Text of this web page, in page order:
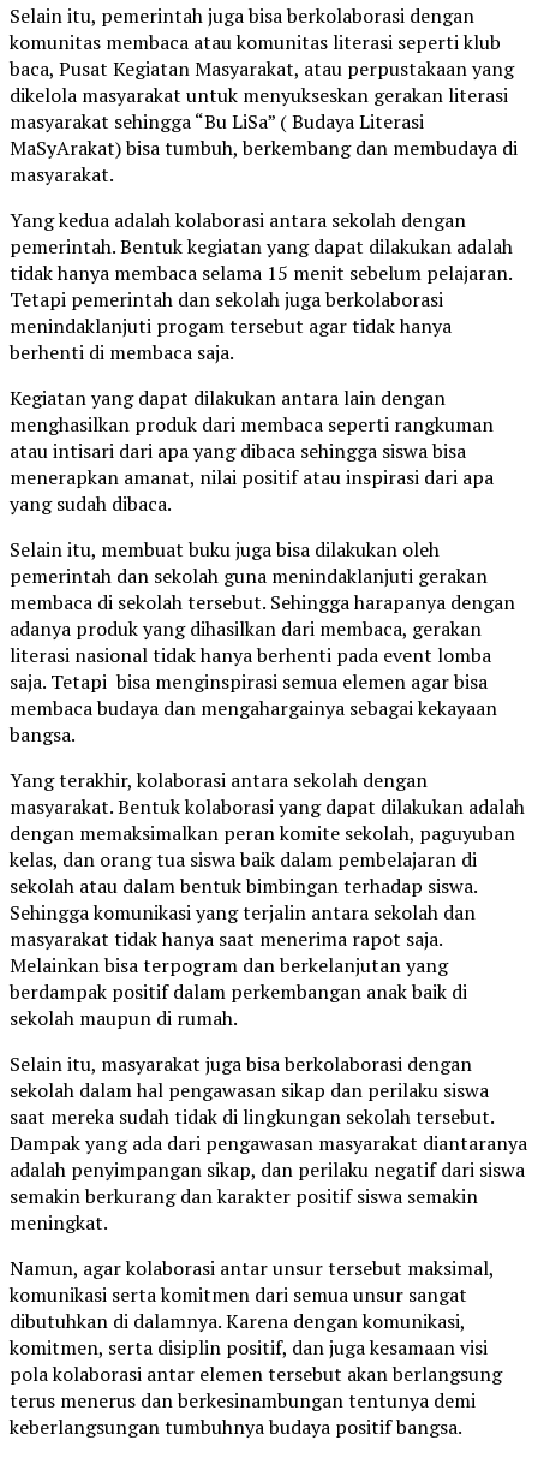
Selain itu, pemerintah juga bisa berkolaborasi dengan
komunitas membaca atau komunitas literasi seperti klub
baca, Pusat Kegiatan Masyarakat, atau perpustakaan yang
dikelola masyarakat untuk menyukseskan gerakan literasi
masyarakat sehingga “Bu LiSa” ( Budaya Literasi
MaSyArakat) bisa tumbuh, berkembang dan membudaya di
masyarakat.
Yang kedua adalah kolaborasi antara sekolah dengan
pemerintah. Bentuk kegiatan yang dapat dilakukan adalah
tidak hanya membaca selama 15 menit sebelum pelajaran.
Tetapi pemerintah dan sekolah juga berkolaborasi
menindaklanjuti progam tersebut agar tidak hanya
berhenti di membaca saja.
Kegiatan yang dapat dilakukan antara lain dengan
menghasilkan produk dari membaca seperti rangkuman
atau intisari dari apa yang dibaca sehingga siswa bisa
menerapkan amanat, nilai positif atau inspirasi dari apa
yang sudah dibaca.
Selain itu, membuat buku juga bisa dilakukan oleh
pemerintah dan sekolah guna menindaklanjuti gerakan
membaca di sekolah tersebut. Sehingga harapanya dengan
adanya produk yang dihasilkan dari membaca, gerakan
literasi nasional tidak hanya berhenti pada event lomba
saja. Tetapi bisa menginspirasi semua elemen agar bisa
membaca budaya dan mengahargainya sebagai kekayaan
bangsa.
Yang terakhir, kolaborasi antara sekolah dengan
masyarakat. Bentuk kolaborasi yang dapat dilakukan adalah
dengan memaksimalkan peran komite sekolah, paguyuban
kelas, dan orang tua siswa baik dalam pembelajaran di
sekolah atau dalam bentuk bimbingan terhadap siswa.
Sehingga komunikasi yang terjalin antara sekolah dan
masyarakat tidak hanya saat menerima rapot saja.
Melainkan bisa terpogram dan berkelanjutan yang
berdampak positif dalam perkembangan anak baik di
sekolah maupun di rumah.
Selain itu, masyarakat juga bisa berkolaborasi dengan
sekolah dalam hal pengawasan sikap dan perilaku siswa
saat mereka sudah tidak di lingkungan sekolah tersebut.
Dampak yang ada dari pengawasan masyarakat diantaranya
adalah penyimpangan sikap, dan perilaku negatif dari siswa
semakin berkurang dan karakter positif siswa semakin
meningkat.
Namun, agar kolaborasi antar unsur tersebut maksimal,
komunikasi serta komitmen dari semua unsur sangat
dibutuhkan di dalamnya. Karena dengan komunikasi,
komitmen, serta disiplin positif, dan juga kesamaan visi
pola kolaborasi antar elemen tersebut akan berlangsung
terus menerus dan berkesinambungan tentunya demi
keberlangsungan tumbuhnya budaya positif bangsa.